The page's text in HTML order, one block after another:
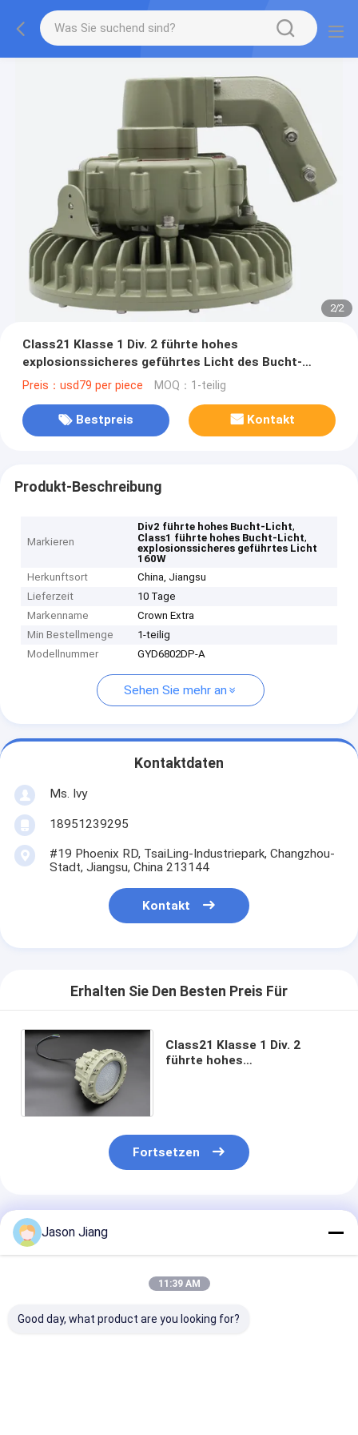
2/2
Class21 Klasse 1 Div. 2 führte hohes
explosionssicheres geführtes Licht des Bucht-
Licht-30-160W
Preis：usd79 per piece MOQ：1-teilig
Bestpreis Kontakt
Produkt-Beschreibung
Markieren
Div2 führte hohes Bucht-Licht,
Class1 führte hohes Bucht-Licht,
explosionssicheres geführtes Licht
160W
Herkunftsort
China, Jiangsu
Lieferzeit
10 Tage
Markenname
Crown Extra
Min Bestellmenge
1-teilig
Modellnummer
GYD6802DP-A
Sehen Sie mehr an
Kontaktdaten
Ms. Ivy
18951239295
#19 Phoenix RD, TsaiLing-Industriepark, Changzhou-
Stadt, Jiangsu, China 213144
Kontakt
Erhalten Sie Den Besten Preis Für
Class21 Klasse 1 Div. 2
führte hohes
Fortsetzen
Empfohlene Produkte
Jason Jiang
11:39 AM
Good day, what product are you looking for?